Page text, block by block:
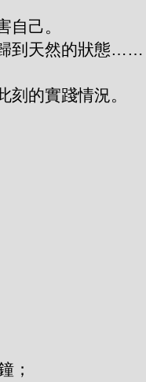
自己。
到天然的狀態……
刻的實踐情況。
；